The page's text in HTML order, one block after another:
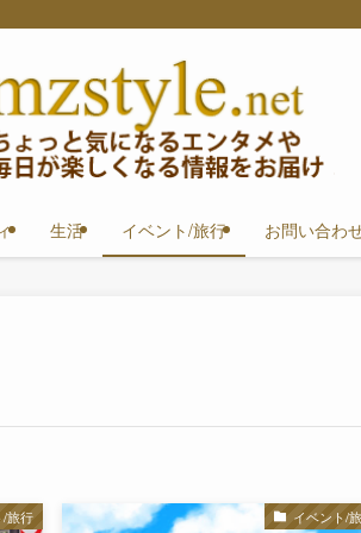
生活 イベント/旅行 お問い合わ
/旅行 イベント/